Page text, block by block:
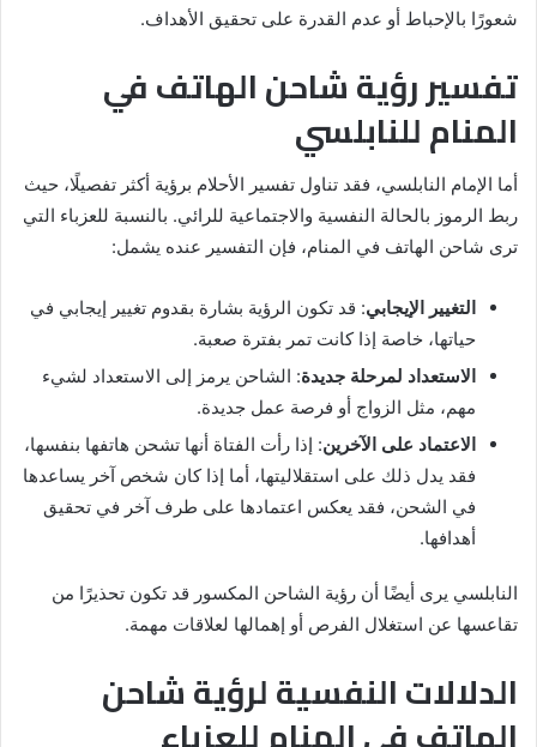
شعورًا بالإحباط أو عدم القدرة على تحقيق الأهداف.
تفسير رؤية شاحن الهاتف في
المنام للنابلسي
أما الإمام النابلسي، فقد تناول تفسير الأحلام برؤية أكثر تفصيلًا، حيث
ربط الرموز بالحالة النفسية والاجتماعية للرائي. بالنسبة للعزباء التي
ترى شاحن الهاتف في المنام، فإن التفسير عنده يشمل:
التغيير الإيجابي: قد تكون الرؤية بشارة بقدوم تغيير إيجابي في
حياتها، خاصة إذا كانت تمر بفترة صعبة.
الاستعداد لمرحلة جديدة: الشاحن يرمز إلى الاستعداد لشيء
مهم، مثل الزواج أو فرصة عمل جديدة.
الاعتماد على الآخرين: إذا رأت الفتاة أنها تشحن هاتفها بنفسها،
فقد يدل ذلك على استقلاليتها، أما إذا كان شخص آخر يساعدها
في الشحن، فقد يعكس اعتمادها على طرف آخر في تحقيق
أهدافها.
النابلسي يرى أيضًا أن رؤية الشاحن المكسور قد تكون تحذيرًا من
تقاعسها عن استغلال الفرص أو إهمالها لعلاقات مهمة.
الدلالات النفسية لرؤية شاحن